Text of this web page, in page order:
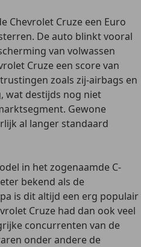
Chevrolet Cruze een Euro
. De auto blinkt vooral
van volwassen
Cruze een score van
zoals zij-airbags en
, wat destijds nog niet
Gewone
al langer standaard
in het zogenaamde C-
bekend als de
is dit altijd een erg populair
Cruze had dan ook veel
concurrenten van de
onder andere de